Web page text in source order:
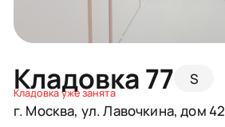
Кладовка 77 S
Кладовка уже занята
г. Москва, ул. Лавочкина, дом 42